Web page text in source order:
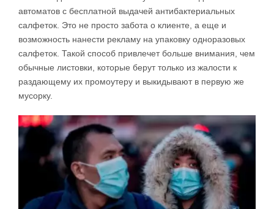
автоматов с бесплатной выдачей антибактериальных
салфеток. Это не просто забота о клиенте, а еще и
возможность нанести рекламу на упаковку одноразовых
салфеток. Такой способ привлечет больше внимания, чем
обычные листовки, которые берут только из жалости к
раздающему их промоутеру и выкидывают в первую же
мусорку.